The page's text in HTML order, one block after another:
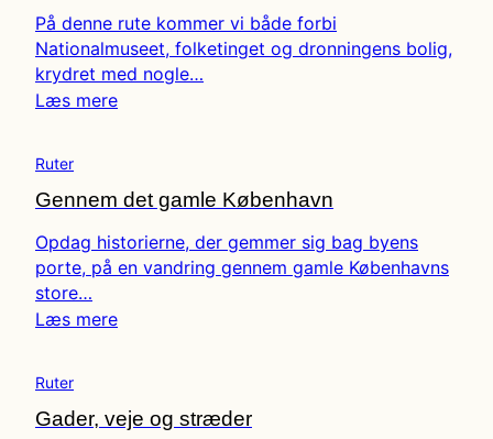
På denne rute kommer vi både forbi
Nationalmuseet, folketinget og dronningens bolig,
krydret med nogle…
Læs mere
Ruter
Gennem det gamle København
Opdag historierne, der gemmer sig bag byens
porte, på en vandring gennem gamle Københavns
store…
Læs mere
Ruter
Gader, veje og stræder